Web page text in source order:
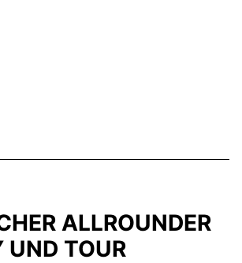
ALLROUNDER
UND TOUR